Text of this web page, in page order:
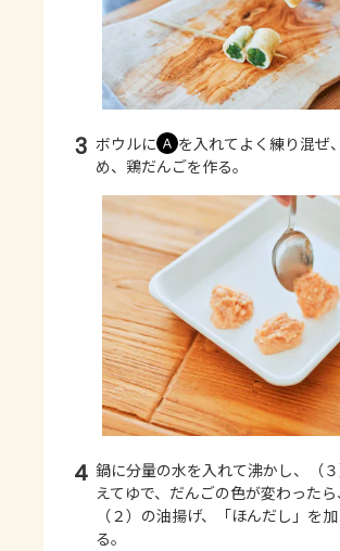
3 ボウルに Ａ を入れてよく練り混ぜ
め、鶏だんごを作る。
4 鍋に分量の水を入れて沸かし、（
えてゆで、だんごの色が変わったら
（２）の油揚げ、「ほんだし」を
る。